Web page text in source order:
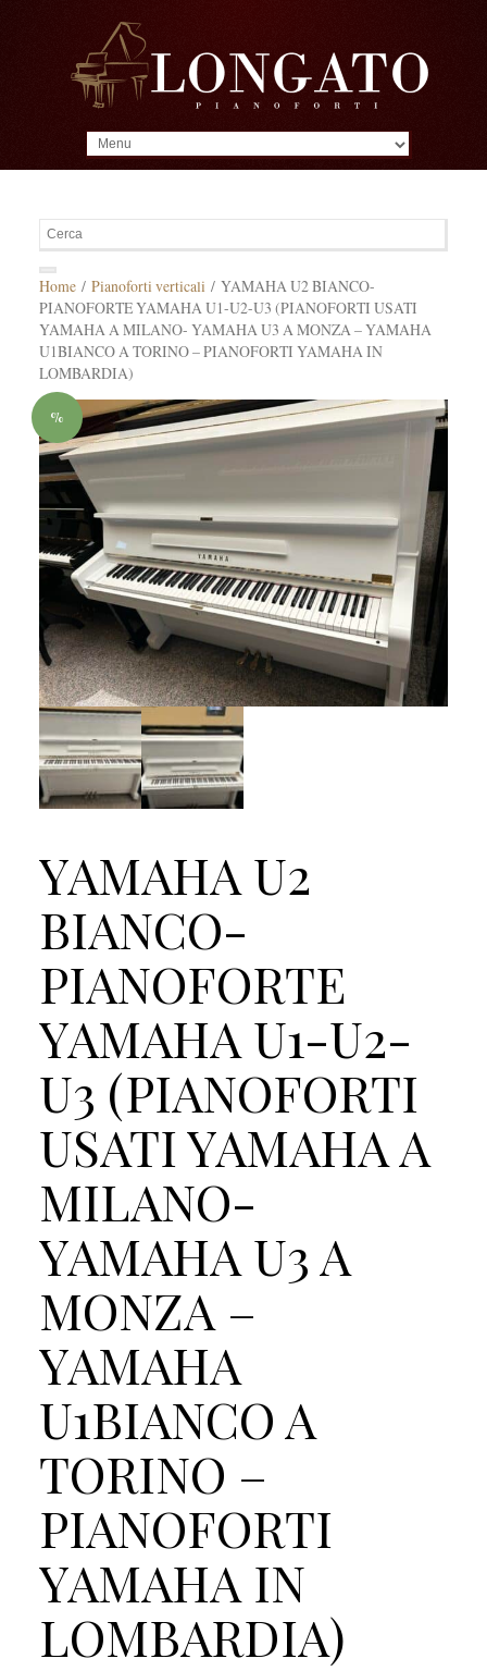
Home/ Pianoforti verticali / YAMAHA U2 BIANCO-
PIANOFORTE YAMAHA U1-U2-U3 (PIANOFORTI USATI
YAMAHA A MILANO- YAMAHA U3 A MONZA – YAMAHA
U1BIANCO A TORINO – PIANOFORTI YAMAHA IN
LOMBARDIA)
%
YAMAHA U2
BIANCO-
PIANOFORTE
YAMAHA U1-U2-
U3 (PIANOFORTI
USATI YAMAHA A
MILANO-
YAMAHA U3 A
MONZA –
YAMAHA
U1BIANCO A
TORINO –
PIANOFORTI
YAMAHA IN
LOMBARDIA)